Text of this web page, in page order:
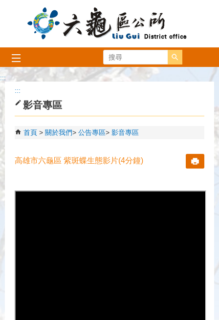
跳到主要內容區塊
搜尋
:::
:::
影音專區
首頁 關於我們 公告專區 影音專區
高雄市六龜區 紫斑蝶生態影片(4分鐘)